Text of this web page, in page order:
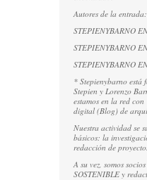
Autores de la entrada:
STEPIENYBARNO
STEPIENYBARNO
STEPIENYBARNO
* Stepienybarno está
Stepien y Lorenzo
estamos en la red
digital (Blog) de
Nuestra actividad se
básicos: la
redacción de
A su vez, somos
SOSTENIBLEy